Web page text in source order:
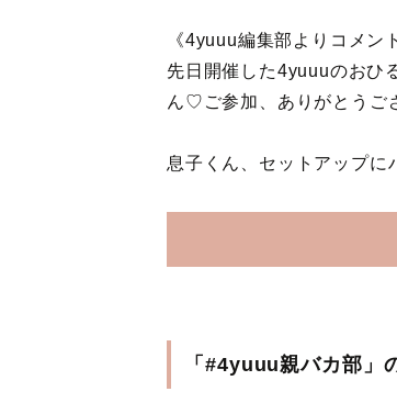
《4yuuu編集部よりコメン
先日開催した4yuuuのおひ
ん♡ご参加、ありがとうご
息子くん、セットアップ
「#4yuuu親バカ部